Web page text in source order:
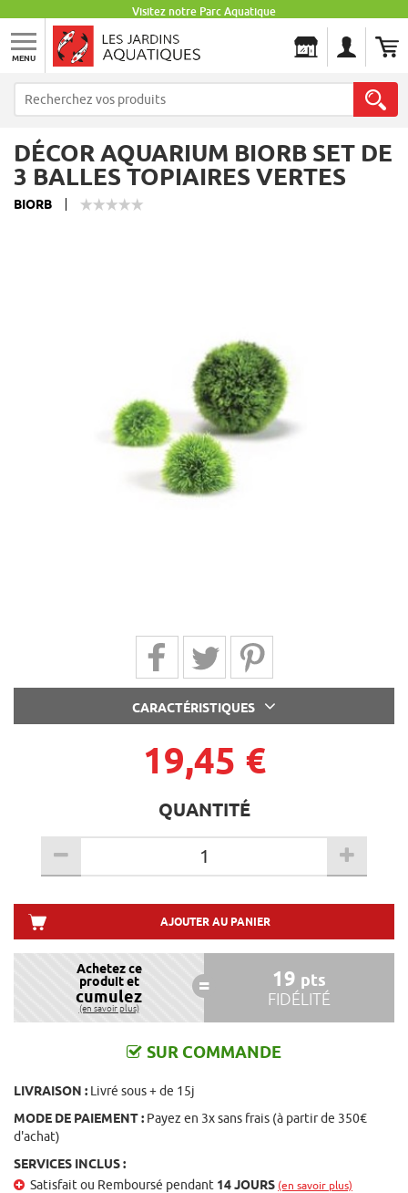
Visitez notre Parc Aquatique
MENU
DÉCOR AQUARIUM BIORB SET DE
3 BALLES TOPIAIRES VERTES
BIORB
Partager sur Facebook
Partager sur Twitter
Partager sur Pinterest
CARACTÉRISTIQUES
19,45 €
QUANTITÉ
AJOUTER AU PANIER
Achetez ce
produit et
cumulez
(en savoir plus)
19 pts
FIDÉLITÉ
SUR COMMANDE
LIVRAISON : Livré sous + de 15j
MODE DE PAIEMENT : Payez en 3x sans frais (à partir de 350€
d'achat)
SERVICES INCLUS :
Satisfait ou Remboursé pendant 14 JOURS (en savoir plus)